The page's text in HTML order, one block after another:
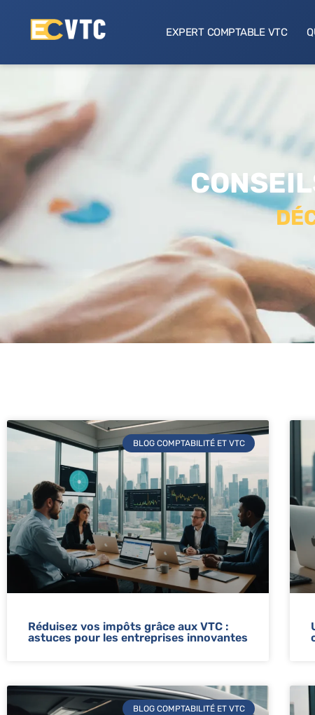
EXPERT COMPTABLE VTC
BLOG COMPTABILITÉ ET VTC
Réduisez vos impôts grâce aux VTC :
astuces pour les entreprises innovantes
BLOG COMPTABILITÉ ET VTC